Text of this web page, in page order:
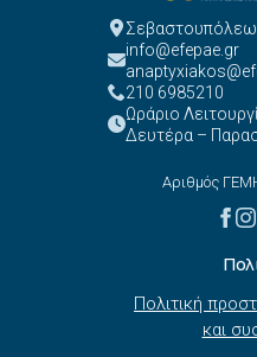
info@efepae.gr
210 6985210
Ωράριο
Δευτέρα –
Αριθμός
Πολιτική
και